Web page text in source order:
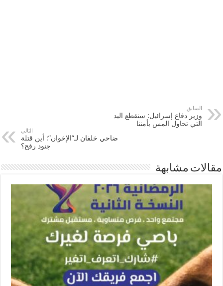
السابق
وزير دفاع إسرائيل: سنقطع اليد
التي تحاول المس بأمننا
التالي
ضاحي خلفان لـ”الإخوان”: أين قتلة
جنود رفح؟
مقالات مشابهة